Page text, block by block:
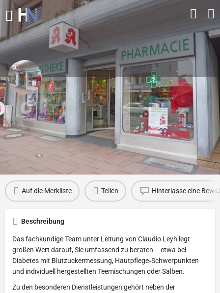
Linden Apotheke
Kontakt-Email
heringniclas@gmail.com
Profil Bewertungen 0
Auf die Merkliste Teilen Hinterlasse eine
Beschreibung
Das fachkundige Team unter Leitung von Claudio Leyh legt
großen Wert darauf, Sie umfassend zu beraten – etwa bei
Diabetes mit Blutzuckermessung, Hautpflege‑Schwerpunkten
und individuell hergestellten Teemischungen oder Salben.
Zu den besonderen Dienstleistungen gehört neben der